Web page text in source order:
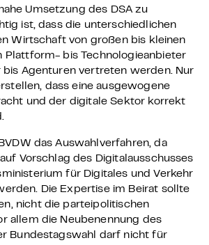
Umsetzung des DSA zu
ist, dass die unterschiedlichen
Wirtschaft von großen bis kleinen
Plattform- bis Technologieanbieter
bis Agenturen vertreten werden. Nur
dass eine ausgewogene
und der digitale Sektor korrekt
das Auswahlverfahren, da
Vorschlag des Digitalausschusses
für Digitales und Verkehr
Die Expertise im Beirat sollte
nicht die parteipolitischen
allem die Neubenennung des
Bundestagswahl darf nicht für